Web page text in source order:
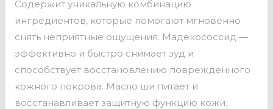
Содержит уникальную комбинацию
ингредиентов, которые помогают мгновенно
снять неприятные ощущения. Мадекососсид —
эффективно и быстро снимает зуд и
способствует восстановлению поврежденного
кожного покрова. Масло ши питает и
восстанавливает защитную функцию кожи.